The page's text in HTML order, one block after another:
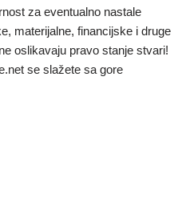
za eventualno nastale
materijalne, financijske i druge
oslikavaju pravo stanje stvari!
se slažete sa gore